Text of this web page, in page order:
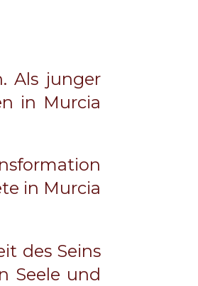
Als junger
in Murcia
in Murcia
des Seins
Seele und